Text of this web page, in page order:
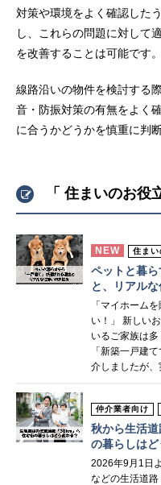
対策や環境をよく確認した
し、これらの問題に対して
を改善することは可能です。
線路沿いの物件を検討する
音・防振対策の有無をよく
に合うかどうかを慎重に判
「 住まいのお役
NEW 住まい
ペットと暮
と、リアル
「マイホーム
い！」 新しい
いるご家族は
「新築一戸建
介しましたが、
仲介業者向け
秋から生活
の暮らしはど
2026年9月1日
などの生活道